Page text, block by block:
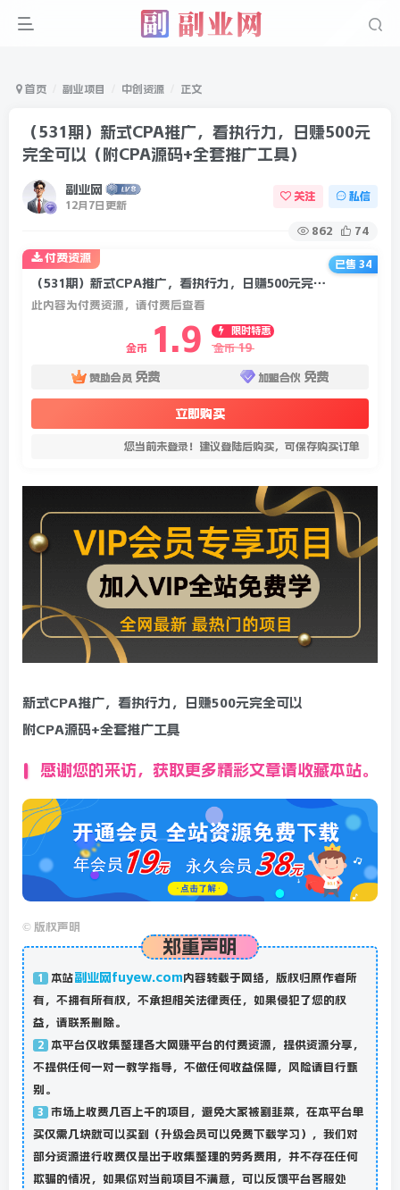
首页 副业项目 中创资源 正文
（531期）新式CPA推广，看执行力，日赚500元
完全可以（附CPA源码+全套推广工具）
副业网
12月7日更新
关注 私信
862 74
（531期）新式CPA推广，看执行力，日赚500元完全可以（附CPA源码+全套推广工具）
此内容为付费资源，请付费后查看
金币 1.9
限时特惠
金币 19
赞助会员 免费 加盟合伙 免费
立即购买
您当前未登录！建议登陆后购买，可保存购买订单
付费资源
已售 34
新式CPA推广，看执行力，日赚500元完全可以
附CPA源码+全套推广工具
感谢您的来访，获取更多精彩文章请收藏本站。
© 版权声明
郑重声明
1 本站副业网fuyew.com内容转载于网络，版权归原作者所
有，不拥有所有权，不承担相关法律责任，如果侵犯了您的权
益，请联系删除。
2 本平台仅收集整理各大网赚平台的付费资源，提供资源分享，
不提供任何一对一教学指导，不做任何收益保障，风险请自行甄
别。
3 市场上收费几百上千的项目，避免大家被割韭菜，在本平台单
买仅需几块就可以买到（升级会员可以免费下载学习），我们对
部分资源进行收费仅是出于收集整理的劳务费用，并不存在任何
欺骗的情况，如果你对当前项目不满意，可以反馈平台客服处